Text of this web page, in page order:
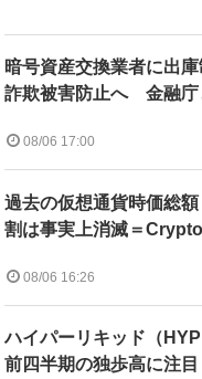
暗号資産交換業者に出庫
詐欺被害防止へ 金融庁
08/06 17:00
過去の仮想通貨時価総
割は事実上消滅＝
08/06 16:26
ハイパーリキッド（
前四半期の独歩高に注目